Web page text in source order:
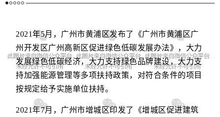
2021年5月， 广州市黄浦区发布了《广州市黄浦区广
州开发区广州高新区促进绿色低碳发展办法》，大力
发展绿色低碳经济，大力支持绿色品牌建设，大力支
持加强能源管理等多项扶持政策，对符合条件的项目
按规定给予实施单位扶持。
2021年7月， 广州市增城区印发了《增城区促进建筑